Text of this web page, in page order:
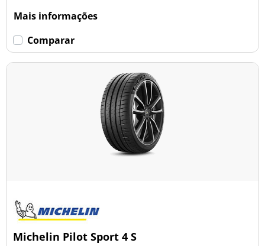
Mais informações
Comparar
Michelin Pilot Sport 4 S